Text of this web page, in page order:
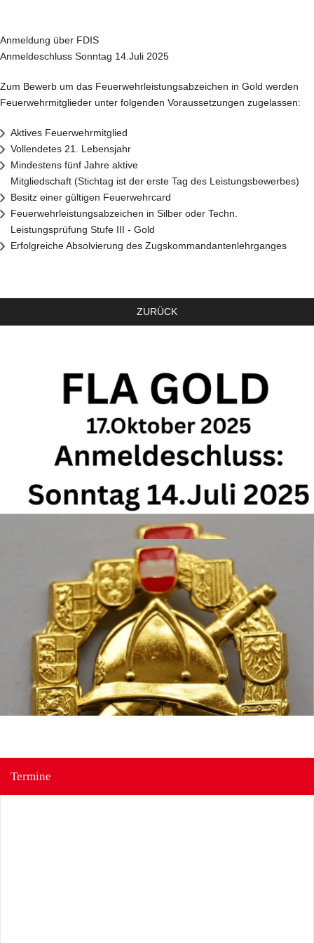
Anmeldung über FDIS
Anmeldeschluss Sonntag 14.Juli 2025
Zum Bewerb um das Feuerwehrleistungsabzeichen in Gold werden
Feuerwehrmitglieder unter folgenden Voraussetzungen zugelassen:
Aktives Feuerwehrmitglied
Vollendetes 21. Lebensjahr
Mindestens fünf Jahre aktive
Mitgliedschaft (Stichtag ist der erste Tag des Leistungsbewerbes)
Besitz einer gültigen Feuerwehrcard
Feuerwehrleistungsabzeichen in Silber oder Techn.
Leistungsprüfung Stufe III - Gold
Erfolgreiche Absolvierung des Zugskommandantenlehrganges
ZURÜCK
Termine